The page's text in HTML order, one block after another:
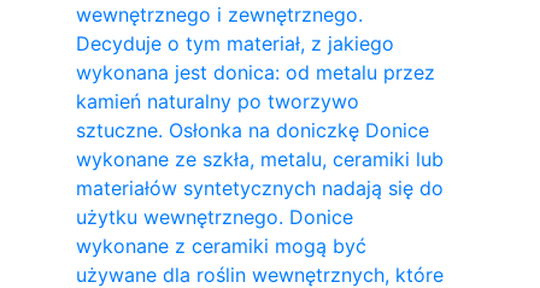
wewnętrznego i zewnętrznego.
Decyduje o tym materiał, z jakiego
wykonana jest donica: od metalu przez
kamień naturalny po tworzywo
sztuczne. Osłonka na doniczkę Donice
wykonane ze szkła, metalu, ceramiki lub
materiałów syntetycznych nadają się do
użytku wewnętrznego. Donice
wykonane z ceramiki mogą być
używane dla roślin wewnętrznych, które